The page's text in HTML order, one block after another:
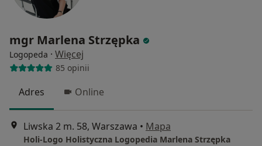
mgr Marlena Strzępka
Logopeda · Więcej
85 opinii
Adres Online
Liwska 2 m. 58, Warszawa • Mapa
Holi-Logo Holistyczna Logopedia Marlena Strzępka